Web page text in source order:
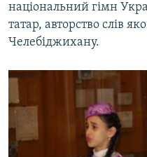
національний гімн
татар, авторство слів
Челебіджихану.